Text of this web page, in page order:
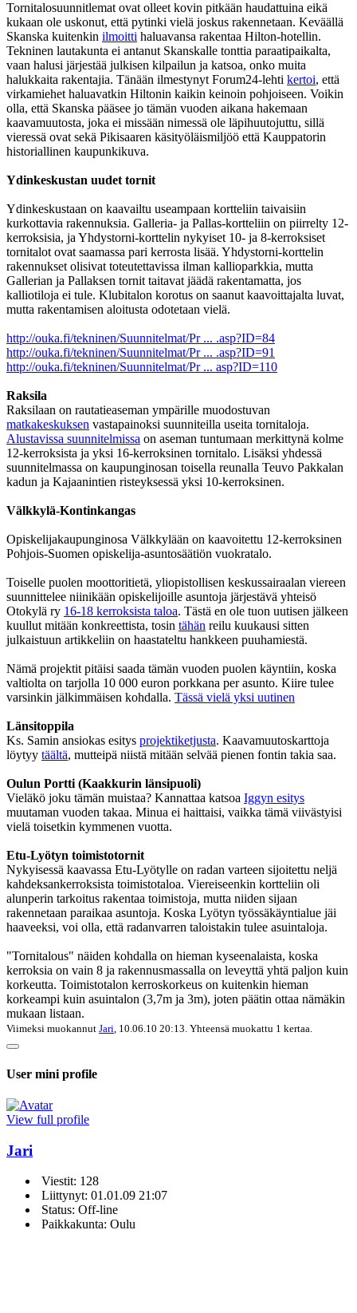
Tornitalosuunnitlemat ovat olleet kovin pitkään haudattuina eikä
kukaan ole uskonut, että pytinki vielä joskus rakennetaan. Keväällä
Skanska kuitenkin ilmoitti haluavansa rakentaa Hilton-hotellin.
Tekninen lautakunta ei antanut Skanskalle tonttia paraatipaikalta,
vaan halusi järjestää julkisen kilpailun ja katsoa, onko muita
halukkaita rakentajia. Tänään ilmestynyt Forum24-lehti kertoi, että
virkamiehet haluavatkin Hiltonin kaikin keinoin pohjoiseen. Voikin
olla, että Skanska pääsee jo tämän vuoden aikana hakemaan
kaavamuutosta, joka ei missään nimessä ole läpihuutojuttu, sillä
vieressä ovat sekä Pikisaaren käsityöläismiljöö että Kauppatorin
historiallinen kaupunkikuva.
Ydinkeskustan uudet tornit
Ydinkeskustaan on kaavailtu useampaan kortteliin taivaisiin
kurkottavia rakennuksia. Galleria- ja Pallas-kortteliin on piirrelty 12-
kerroksisia, ja Yhdystorni-korttelin nykyiset 10- ja 8-kerroksiset
tornitalot ovat saamassa pari kerrosta lisää. Yhdystorni-korttelin
rakennukset olisivat toteutettavissa ilman kallioparkkia, mutta
Gallerian ja Pallaksen tornit taitavat jäädä rakentamatta, jos
kalliotiloja ei tule. Klubitalon korotus on saanut kaavoittajalta luvat,
mutta rakentamisen aloitusta odotetaan vielä.
http://ouka.fi/tekninen/Suunnitelmat/Pr ... .asp?ID=84
http://ouka.fi/tekninen/Suunnitelmat/Pr ... .asp?ID=91
http://ouka.fi/tekninen/Suunnitelmat/Pr ... asp?ID=110
Raksila
Raksilaan on rautatieaseman ympärille muodostuvan
matkakeskuksen vastapainoksi suunniteilla useita tornitaloja.
Alustavissa suunnitelmissa on aseman tuntumaan merkittynä kolme
12-kerroksista ja yksi 16-kerroksinen tornitalo. Lisäksi yhdessä
suunnitelmassa on kaupunginosan toisella reunalla Teuvo Pakkalan
kadun ja Kajaanintien risteyksessä yksi 10-kerroksinen.
Välkkylä-Kontinkangas
Opiskelijakaupunginosa Välkkylään on kaavoitettu 12-kerroksinen
Pohjois-Suomen opiskelija-asuntosäätiön vuokratalo.
Toiselle puolen moottoritietä, yliopistollisen keskussairaalan viereen
suunnittelee niinikään opiskelijoille asuntoja järjestävä yhteisö
Otokylä ry 16-18 kerroksista taloa. Tästä en ole tuon uutisen jälkeen
kuullut mitään konkreettista, tosin tähän reilu kuukausi sitten
julkaistuun artikkeliin on haastateltu hankkeen puuhamiestä.
Nämä projektit pitäisi saada tämän vuoden puolen käyntiin, koska
valtiolta on tarjolla 10 000 euron porkkana per asunto. Kiire tulee
varsinkin jälkimmäisen kohdalla. Tässä vielä yksi uutinen
Länsitoppila
Ks. Samin ansiokas esitys projektiketjusta. Kaavamuutoskarttoja
löytyy täältä, mutteipä niistä mitään selvää pienen fontin takia saa.
Oulun Portti (Kaakkurin länsipuoli)
Vieläkö joku tämän muistaa? Kannattaa katsoa Iggyn esitys
muutaman vuoden takaa. Minua ei haittaisi, vaikka tämä viivästyisi
vielä toisetkin kymmenen vuotta.
Etu-Lyötyn toimistotornit
Nykyisessä kaavassa Etu-Lyötylle on radan varteen sijoitettu neljä
kahdeksankerroksista toimistotaloa. Viereiseenkin kortteliin oli
alunperin tarkoitus rakentaa toimistoja, mutta niiden sijaan
rakennetaan paraikaa asuntoja. Koska Lyötyn työssäkäyntialue jäi
haaveeksi, voi olla, että radanvarren taloistakin tulee asuintaloja.
"Tornitalous" näiden kohdalla on hieman kyseenalaista, koska
kerroksia on vain 8 ja rakennusmassalla on leveyttä yhtä paljon kuin
korkeutta. Toimistotalon kerroskorkeus on kuitenkin hieman
korkeampi kuin asuintalon (3,7m ja 3m), joten päätin ottaa nämäkin
mukaan listaan.
Viimeksi muokannut Jari, 10.06.10 20:13. Yhteensä muokattu 1 kertaa.
User mini profile
View full profile
Jari
Viestit: 128
Liittynyt: 01.01.09 21:07
Status: Off-line
Paikkakunta: Oulu